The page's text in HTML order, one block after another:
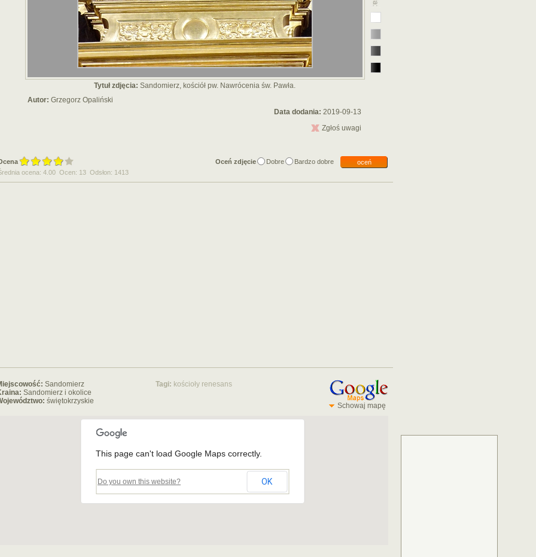
Tytuł zdjęcia: Sandomierz, kościół pw. Nawrócenia św. Pawła.
Autor: Grzegorz Opaliński
Data dodania: 2019-09-13
Zgłoś uwagi
Oceń zdjęcie Dobre Bardzo dobre
oceń
ocena: 4.00 Ocen: 13 Odsłon: 1413
Sandomierz
Sandomierz i okolice
świętokrzyskie
Tagi: kościoły renesans
Schowaj mapę
This page can't load Google Maps correctly.
Do you own this website? OK